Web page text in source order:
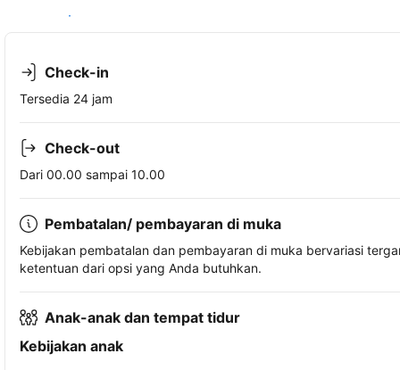
Lihat ketersediaan
Check-in
Tersedia 24 jam
Check-out
Dari 00.00 sampai 10.00
Pembatalan/ pembayaran di muka
Kebijakan pembatalan dan pembayaran di muka bervariasi
ketentuan dari opsi yang Anda butuhkan.
Anak-anak dan tempat tidur
Kebijakan anak